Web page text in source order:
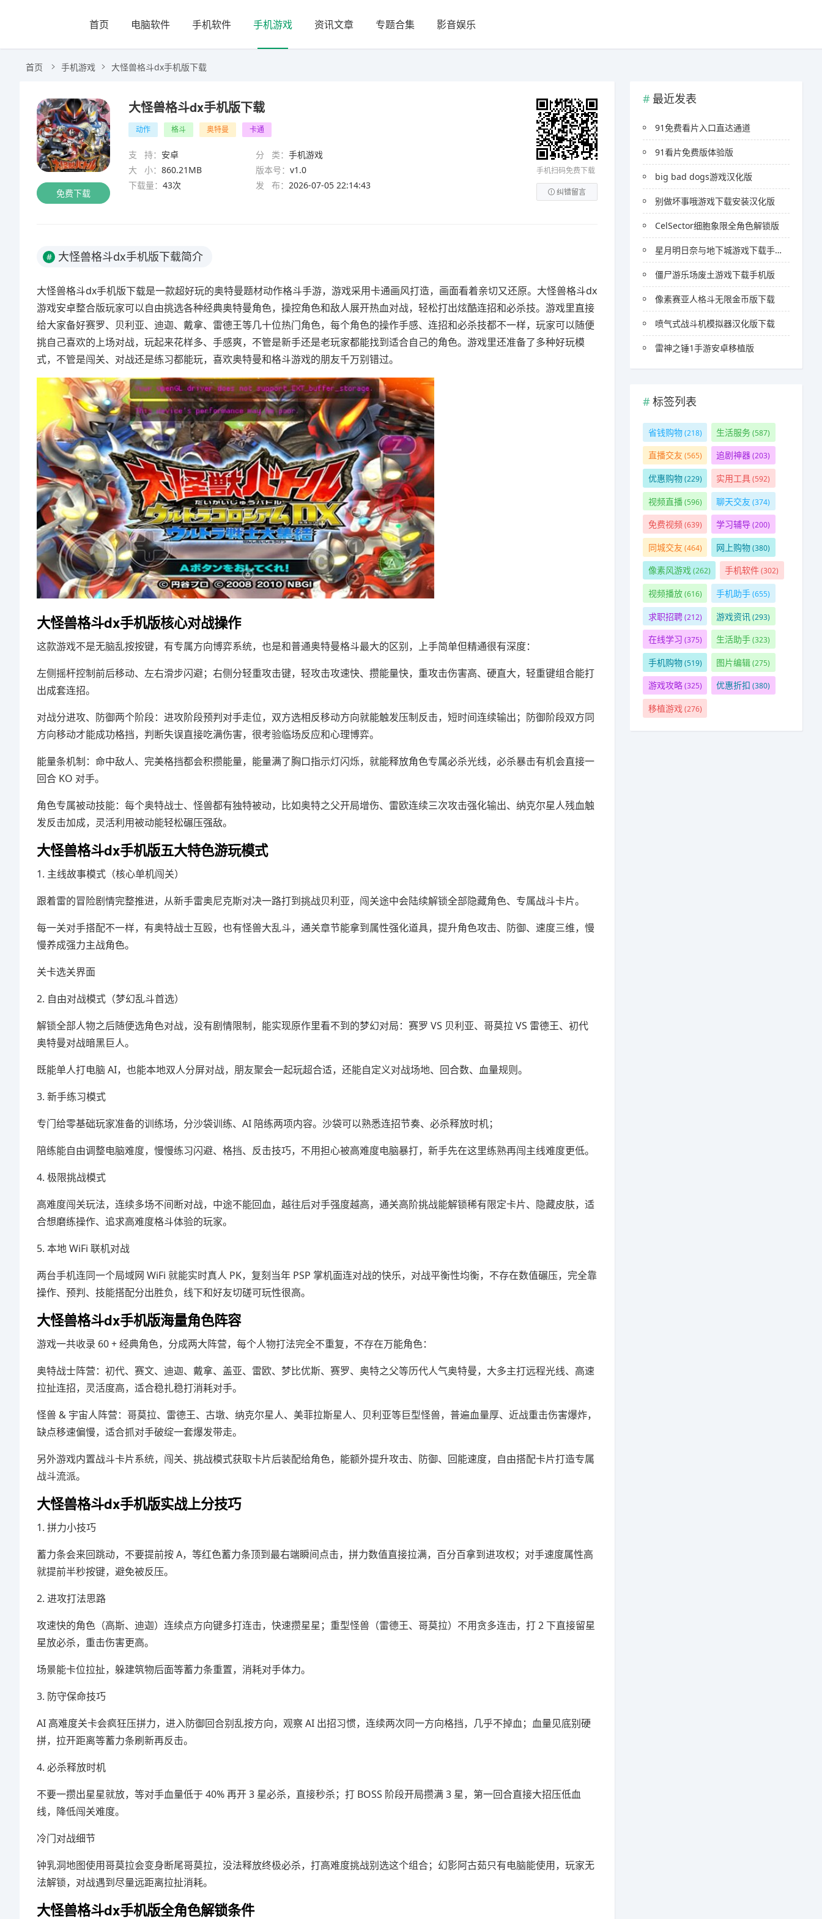
首页 电脑软件 手机软件 手机游戏 资讯文章 专题合集 影音娱乐
首页 手机游戏 大怪兽格斗dx手机版下载
免费下载
大怪兽格斗dx手机版下载
动作 格斗 奥特曼 卡通
支 持： 安卓 分 类： 手机游戏
大 小： 860.21MB 版本号： v1.0
下载量： 43次 发 布： 2026-07-05 22:14:43
手机扫码免费下载
纠错留言
# 大怪兽格斗dx手机版下载简介
大怪兽格斗dx手机版下载是一款超好玩的奥特曼题材动作格斗手游，游戏采用卡通画风打造，画面看着亲切又还原。大怪兽格斗dx
游戏安卓整合版玩家可以自由挑选各种经典奥特曼角色，操控角色和敌人展开热血对战，轻松打出炫酷连招和必杀技。游戏里直接
给大家备好赛罗、贝利亚、迪迦、戴拿、雷德王等几十位热门角色，每个角色的操作手感、连招和必杀技都不一样，玩家可以随便
挑自己喜欢的上场对战，玩起来花样多、手感爽，不管是新手还是老玩家都能找到适合自己的角色。游戏里还准备了多种好玩模
式，不管是闯关、对战还是练习都能玩，喜欢奥特曼和格斗游戏的朋友千万别错过。
大怪兽格斗dx手机版核心对战操作
这款游戏不是无脑乱按按键，有专属方向博弈系统，也是和普通奥特曼格斗最大的区别，上手简单但精通很有深度：
左侧摇杆控制前后移动、左右滑步闪避；右侧分轻重攻击键，轻攻击攻速快、攒能量快，重攻击伤害高、硬直大，轻重键组合能打
出成套连招。
对战分进攻、防御两个阶段：进攻阶段预判对手走位，双方选相反移动方向就能触发压制反击，短时间连续输出；防御阶段双方同
方向移动才能成功格挡，判断失误直接吃满伤害，很考验临场反应和心理博弈。
能量条机制：命中敌人、完美格挡都会积攒能量，能量满了胸口指示灯闪烁，就能释放角色专属必杀光线，必杀暴击有机会直接一
回合 KO 对手。
角色专属被动技能：每个奥特战士、怪兽都有独特被动，比如奥特之父开局增伤、雷欧连续三次攻击强化输出、纳克尔星人残血触
发反击加成，灵活利用被动能轻松碾压强敌。
大怪兽格斗dx手机版五大特色游玩模式
1. 主线故事模式（核心单机闯关）
跟着雷的冒险剧情完整推进，从新手雷奥尼克斯对决一路打到挑战贝利亚，闯关途中会陆续解锁全部隐藏角色、专属战斗卡片。
每一关对手搭配不一样，有奥特战士互殴，也有怪兽大乱斗，通关章节能拿到属性强化道具，提升角色攻击、防御、速度三维，慢
慢养成强力主战角色。
关卡选关界面
2. 自由对战模式（梦幻乱斗首选）
解锁全部人物之后随便选角色对战，没有剧情限制，能实现原作里看不到的梦幻对局：赛罗 VS 贝利亚、哥莫拉 VS 雷德王、初代
奥特曼对战暗黑巨人。
既能单人打电脑 AI，也能本地双人分屏对战，朋友聚会一起玩超合适，还能自定义对战场地、回合数、血量规则。
3. 新手练习模式
专门给零基础玩家准备的训练场，分沙袋训练、AI 陪练两项内容。沙袋可以熟悉连招节奏、必杀释放时机；
陪练能自由调整电脑难度，慢慢练习闪避、格挡、反击技巧，不用担心被高难度电脑暴打，新手先在这里练熟再闯主线难度更低。
4. 极限挑战模式
高难度闯关玩法，连续多场不间断对战，中途不能回血，越往后对手强度越高，通关高阶挑战能解锁稀有限定卡片、隐藏皮肤，适
合想磨练操作、追求高难度格斗体验的玩家。
5. 本地 WiFi 联机对战
两台手机连同一个局域网 WiFi 就能实时真人 PK，复刻当年 PSP 掌机面连对战的快乐，对战平衡性均衡，不存在数值碾压，完全靠
操作、预判、技能搭配分出胜负，线下和好友切磋可玩性很高。
大怪兽格斗dx手机版海量角色阵容
游戏一共收录 60 + 经典角色，分成两大阵营，每个人物打法完全不重复，不存在万能角色：
奥特战士阵营：初代、赛文、迪迦、戴拿、盖亚、雷欧、梦比优斯、赛罗、奥特之父等历代人气奥特曼，大多主打远程光线、高速
拉扯连招，灵活度高，适合稳扎稳打消耗对手。
怪兽 & 宇宙人阵营：哥莫拉、雷德王、古墩、纳克尔星人、美菲拉斯星人、贝利亚等巨型怪兽，普遍血量厚、近战重击伤害爆炸，
缺点移速偏慢，适合抓对手破绽一套爆发带走。
另外游戏内置战斗卡片系统，闯关、挑战模式获取卡片后装配给角色，能额外提升攻击、防御、回能速度，自由搭配卡片打造专属
战斗流派。
大怪兽格斗dx手机版实战上分技巧
1. 拼力小技巧
蓄力条会来回跳动，不要提前按 A，等红色蓄力条顶到最右端瞬间点击，拼力数值直接拉满，百分百拿到进攻权；对手速度属性高
就提前半秒按键，避免被反压。
2. 进攻打法思路
攻速快的角色（高斯、迪迦）连续点方向键多打连击，快速攒星星；重型怪兽（雷德王、哥莫拉）不用贪多连击，打 2 下直接留星
星放必杀，重击伤害更高。
场景能卡位拉扯，躲建筑物后面等蓄力条重置，消耗对手体力。
3. 防守保命技巧
AI 高难度关卡会疯狂压拼力，进入防御回合别乱按方向，观察 AI 出招习惯，连续两次同一方向格挡，几乎不掉血；血量见底别硬
拼，拉开距离等蓄力条刷新再反击。
4. 必杀释放时机
不要一攒出星星就放，等对手血量低于 40% 再开 3 星必杀，直接秒杀；打 BOSS 阶段开局攒满 3 星，第一回合直接大招压低血
线，降低闯关难度。
冷门对战细节
钟乳洞地图使用哥莫拉会变身断尾哥莫拉，没法释放终极必杀，打高难度挑战别选这个组合；幻影阿古茹只有电脑能使用，玩家无
法解锁，对战遇到尽量远距离拉扯消耗。
大怪兽格斗dx手机版全角色解锁条件
最近发表
91免费看片入口直达通道
91看片免费版体验版
big bad dogs游戏汉化版
别做坏事哦游戏下载安装汉化版
CelSector细胞象限全角色解锁版
星月明日奈与地下城游戏下载手机版
僵尸游乐场废土游戏下载手机版
像素赛亚人格斗无限金币版下载
喷气式战斗机模拟器汉化版下载
雷神之锤1手游安卓移植版
标签列表
省钱购物(218) 生活服务(587)
直播交友 (565) 追剧神器(203)
优惠购物(229) 实用工具(592)
视频直播(596) 聊天交友 (374)
免费视频(639) 学习辅导(200)
同城交友 (464) 网上购物(380)
像素风游戏(262) 手机软件(302)
视频播放(616) 手机助手(655)
求职招聘(212) 游戏资讯(293)
在线学习 (375) 生活助手(323)
手机购物(519) 图片编辑(275)
游戏攻略(325) 优惠折扣 (380)
移植游戏(276)